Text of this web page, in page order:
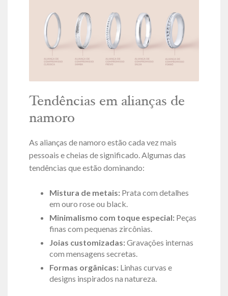
Tendências em alianças de
namoro
As alianças de namoro estão cada vez mais
pessoais e cheias de significado. Algumas das
tendências que estão dominando:
Mistura de metais:Prata com detalhes
em ouro rose ou black.
Minimalismo com toque especial:Peças
finas com pequenas zircônias.
Joias customizadas:Gravações internas
com mensagens secretas.
Formas orgânicas:Linhas curvas e
designs inspirados na natureza.